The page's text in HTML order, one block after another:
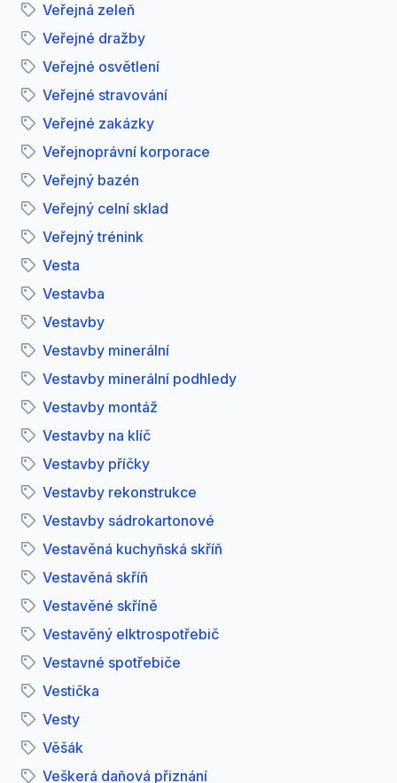
Veřejná zeleň
Veřejné dražby
Veřejné osvětlení
Veřejné stravování
Veřejné zakázky
Veřejnoprávní korporace
Veřejný bazén
Veřejný celní sklad
Veřejný trénink
Vesta
Vestavba
Vestavby
Vestavby minerální
Vestavby minerální podhledy
Vestavby montáž
Vestavby na klíč
Vestavby příčky
Vestavby rekonstrukce
Vestavby sádrokartonové
Vestavěná kuchyňská skříň
Vestavěná skříň
Vestavěné skříně
Vestavěný elktrospotřebič
Vestavné spotřebiče
Vestička
Vesty
Věšák
Veškerá daňová přiznání